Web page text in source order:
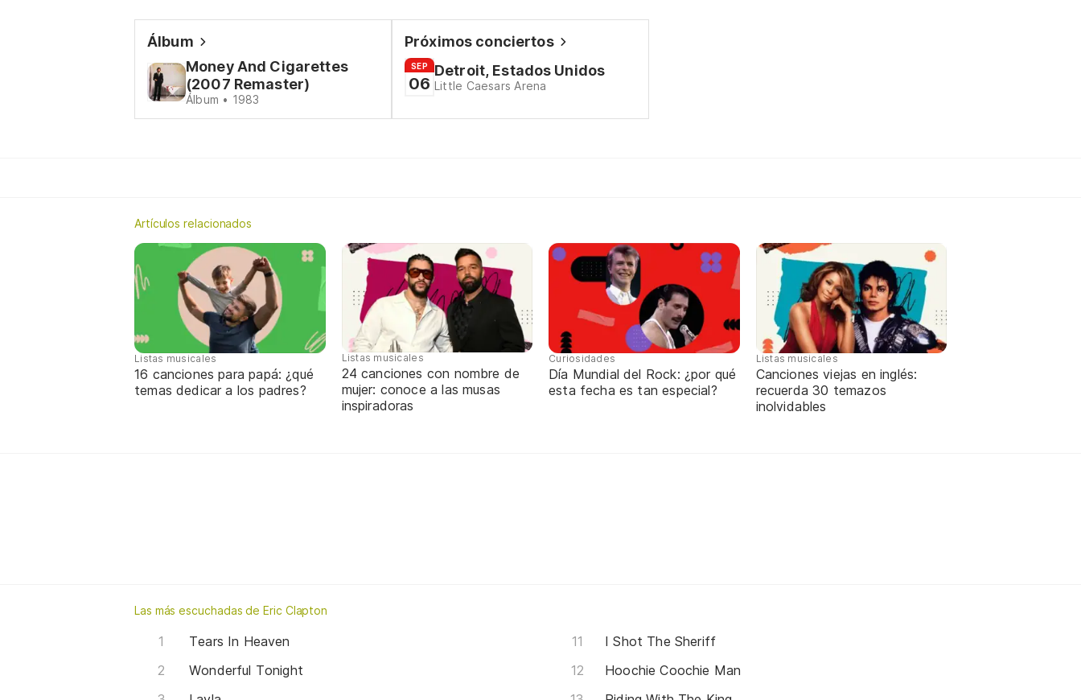
Álbum
Money And Cigarettes
(2007 Remaster)
Álbum • 1983
Próximos conciertos
SEP
06
Detroit, Estados Unidos
Little Caesars Arena
Artículos relacionados
Listas musicales
16 canciones para papá: ¿qué
temas dedicar a los padres?
Listas musicales
24 canciones con nombre de
mujer: conoce a las musas
inspiradoras
Curiosidades
Día Mundial del Rock: ¿por qué
esta fecha es tan especial?
Listas musicales
Canciones viejas en inglés:
recuerda 30 temazos
inolvidables
Las más escuchadas de Eric Clapton
Tears In Heaven
Wonderful Tonight
I Shot The Sheriff
Hoochie Coochie Man